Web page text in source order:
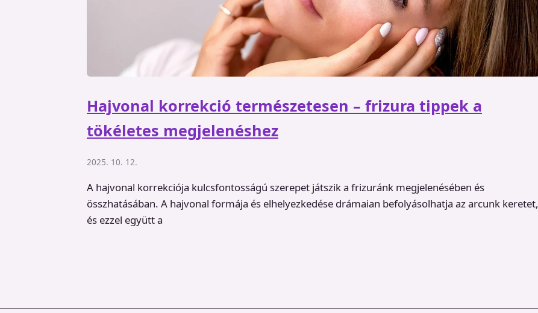
Hajvonal korrekció természetesen – frizura tippek a
tökéletes megjelenéshez
2025. 10. 12.
A hajvonal korrekciója kulcsfontosságú szerepet játszik a frizuránk megjelenésében és
összhatásában. A hajvonal formája és elhelyezkedése drámaian befolyásolhatja az arcunk keretet,
és ezzel együtt a